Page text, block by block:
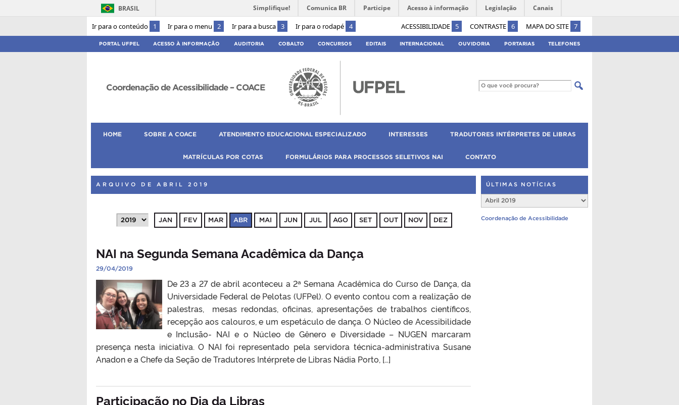
Ir para o conteúdo 1 Ir para o menu 2 Ir para a busca 3 Ir para o rodapé 4 ACESSIBILIDADE 5 CONTRASTE 6 MAPA DO SITE 7
BRASIL Simplifique! Comunica BR Participe Acesso à informação Legislação Canais
PORTAL UFPEL ACESSO À INFORMAÇÃO AUDITORIA COBALTO CONCURSOS EDITAIS INTERNACIONAL OUVIDORIA PORTARIAS TELEFONES
Coordenação de Acessibilidade – COACE
HOME SOBRE A COACE ATENDIMENTO EDUCACIONAL ESPECIALIZADO INTERESSES TRADUTORES INTÉRPRETES DE LIBRAS
MATRÍCULAS POR COTAS FORMULÁRIOS PARA PROCESSOS SELETIVOS NAI CONTATO
ARQUIVO DE ABRIL 2019
JAN FEV MAR ABR MAI JUN JUL AGO SET OUT NOV DEZ
NAI na Segunda Semana Acadêmica da Dança
29/04/2019
De 23 a 27 de abril aconteceu a 2ª Semana Acadêmica do Curso de Dança, da
Universidade Federal de Pelotas (UFPel). O evento contou com a realização de
palestras, mesas redondas, oficinas, apresentações de trabalhos científicos,
recepção aos calouros, e um espetáculo de dança. O Núcleo de Acessibilidade
e Inclusão- NAI e o Núcleo de Gênero e Diversidade – NUGEN marcaram
presença nesta iniciativa. O NAI foi representado pela servidora técnica-administrativa Susane
Anadon e a Chefe da Seção de Tradutores Intérprete de Libras Nádia Porto, […]
Participação no Dia da Libras
ÚLTIMAS NOTÍCIAS
Últimas
Notícias
Coordenação de Acessibilidade